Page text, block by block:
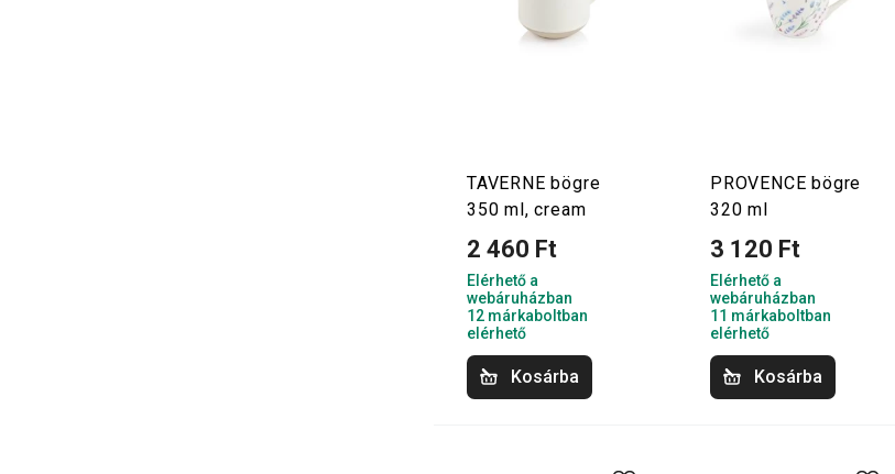
TAVERNE bögre
350 ml, cream
2 460 Ft
Elérhető a
webáruházban
12 márkaboltban
elérhető
Kosárba
PROVENCE bögre
320 ml
3 120 Ft
Elérhető a
webáruházban
11 márkaboltban
elérhető
Kosárba